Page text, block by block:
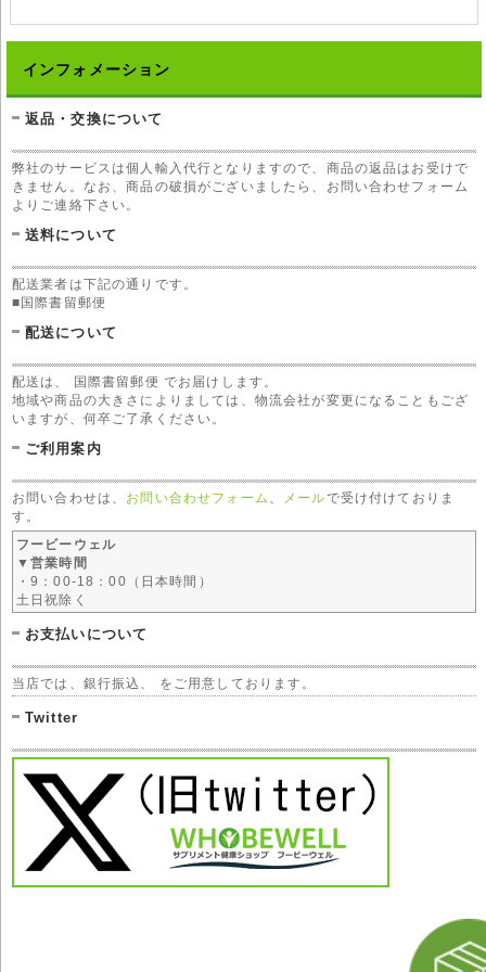
インフォメーション
返品・交換について
弊社のサービスは個人輸入代行となりますので、商品の返品はお受けで
きません。なお、商品の破損がございましたら、お問い合わせフォーム
よりご連絡下さい。
送料について
配送業者は下記の通りです。
■国際書留郵便
配送について
配送は、 国際書留郵便 でお届けします。
地域や商品の大きさによりましては、物流会社が変更になることもござ
いますが、何卒ご了承ください。
ご利用案内
お問い合わせは、 お問い合わせフォーム メールで受け付けておりま
す。
フービーウェル
▼営業時間
・9：00-18：00（日本時間）
土日祝除く
お支払いについて
当店では、銀行振込、 をご用意しております。
Twitter